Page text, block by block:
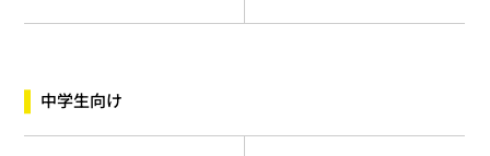
中学生向け